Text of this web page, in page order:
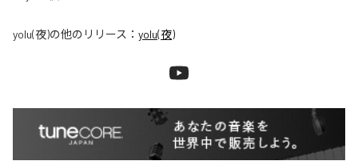
yolu(夜)の他のリリース： yolu(夜)